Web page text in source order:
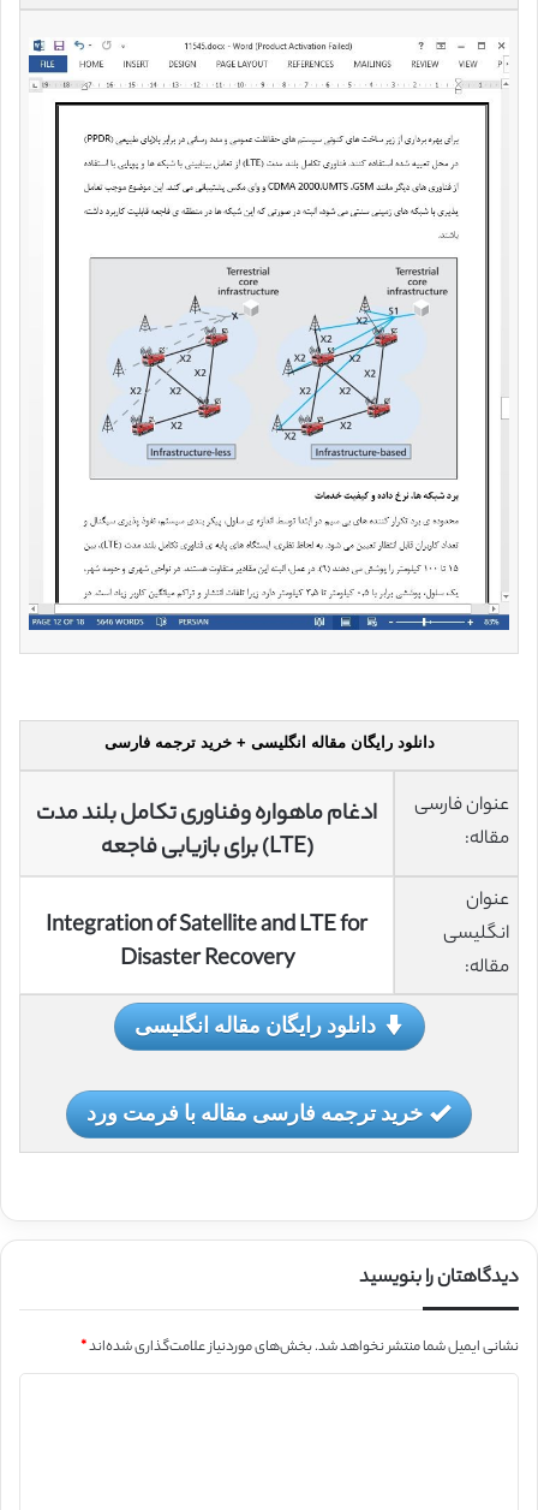
دانلود رایگان مقاله انگلیسی + خرید ترجمه فارسی
عنوان فارسی
مقاله:
ادغام ماهواره وفناوری تکامل بلند مدت
(LTE) برای بازیابی فاجعه
عنوان
انگلیسی
مقاله:
Integration of Satellite and LTE for
Disaster Recovery
دانلود رایگان مقاله انگلیسی
خرید ترجمه فارسی مقاله با فرمت ورد
دیدگاهتان را بنویسید
نشانی ایمیل شما منتشر نخواهد شد.بخش‌های موردنیاز علامت‌گذاری شده‌اند*